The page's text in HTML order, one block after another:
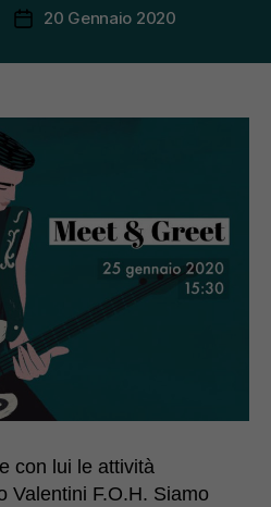
Data20 Gennaio 2020
con lui le attività
Valentini F.O.H. Siamo